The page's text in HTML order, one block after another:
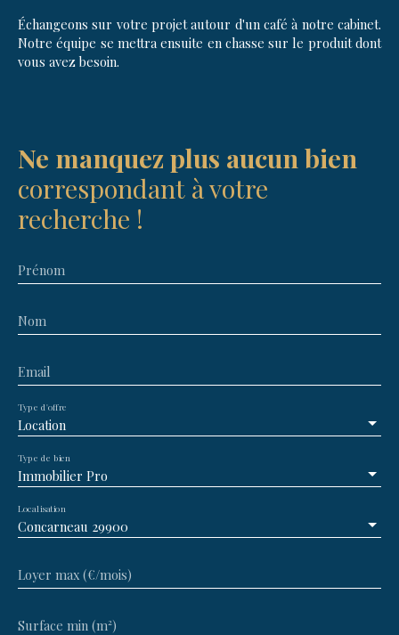
Échangeons sur votre projet autour d'un café à notre cabinet.
Notre équipe se mettra ensuite en chasse sur le produit dont
vous avez besoin.
Ne manquez plus aucun bien
correspondant à votre
recherche !
Prénom
Nom
Email
Location
Type d'offre
Immobilier Pro
Type de bien
Concarneau 29900
Localisation
Loyer max (€/mois)
Surface min (m²)